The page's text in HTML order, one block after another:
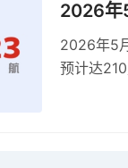
2026年
2026年5
预计达